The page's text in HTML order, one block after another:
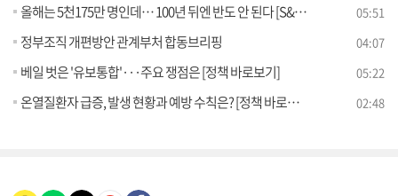
올해는 5천175만 명인데… 100년 뒤엔 반도 안 된다 [S&News] 05:51
정부조직 개편방안 관계부처 합동브리핑 04:07
베일 벗은 '유보통합'···주요 쟁점은 [정책 바로보기] 05:22
온열질환자 급증, 발생 현황과 예방 수칙은? [정책 바로보기] 02:48